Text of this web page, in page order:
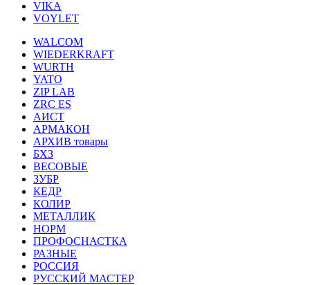
VIKA
VOYLET
WALCOM
WIEDERKRAFT
WURTH
YATO
ZIP LAB
ZRC ES
АИСТ
АРМАКОН
АРХИВ товары
БХЗ
ВЕСОВЫЕ
ЗУБР
КЕДР
КОЛИР
МЕТАЛЛИК
НОРМ
ПРОФОСНАСТКА
РАЗНЫЕ
РОССИЯ
РУССКИЙ МАСТЕР